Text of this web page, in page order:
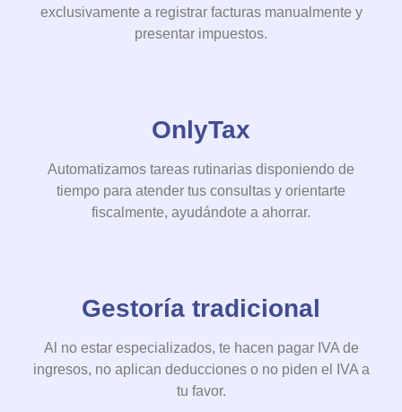
exclusivamente a registrar facturas manualmente y
presentar impuestos.
OnlyTax
Automatizamos tareas rutinarias disponiendo de
tiempo para atender tus consultas y orientarte
fiscalmente, ayudándote a ahorrar.
Gestoría tradicional
Al no estar especializados, te hacen pagar IVA de
ingresos, no aplican deducciones o no piden el IVA a
tu favor.